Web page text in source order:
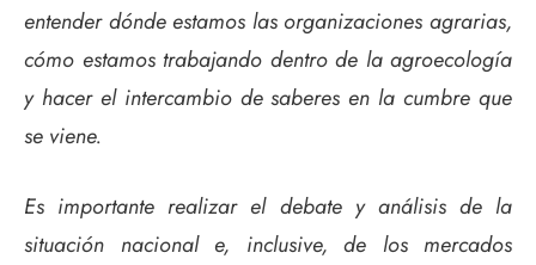
entender dónde estamos las organizaciones agrarias,
cómo estamos trabajando dentro de la agroecología
y hacer el intercambio de saberes en la cumbre que
se viene.
Es importante realizar el debate y análisis de la
situación nacional e, inclusive, de los mercados